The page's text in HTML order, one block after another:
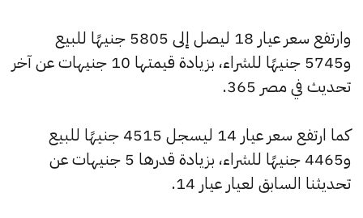
وارتفع سعر عيار 18 ليصل إلى 5805 جنيهًا للبيع
و5745 جنيهًا للشراء، بزيادة قيمتها 10 جنيهات عن آخر
تحديث في مصر 365.
كما ارتفع سعر عيار 14 ليسجل 4515 جنيهًا للبيع
و4465 جنيهًا للشراء، بزيادة قدرها 5 جنيهات عن
تحديثنا السابق لعيار عيار 14.